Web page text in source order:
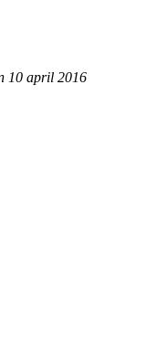
10 april 2016